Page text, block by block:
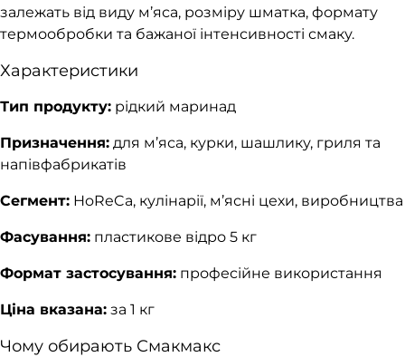
залежать від виду м’яса, розміру шматка, формату
термообробки та бажаної інтенсивності смаку.
Характеристики
Тип продукту: рідкий маринад
Призначення: для м’яса, курки, шашлику, гриля та
напівфабрикатів
Сегмент: HoReCa, кулінарії, м’ясні цехи, виробництва
Фасування: пластикове відро 5 кг
Формат застосування: професійне використання
Ціна вказана: за 1 кг
Чому обирають Смакмакс